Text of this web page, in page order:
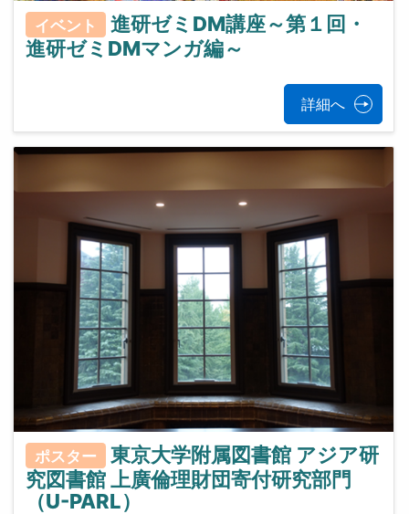
イベント
進研ゼミDM講座～第１回・
進研ゼミDMマンガ編～
詳細へ
ポスター
東京大学附属図書館 アジア研
究図書館 上廣倫理財団寄付研究部門
（U-PARL）